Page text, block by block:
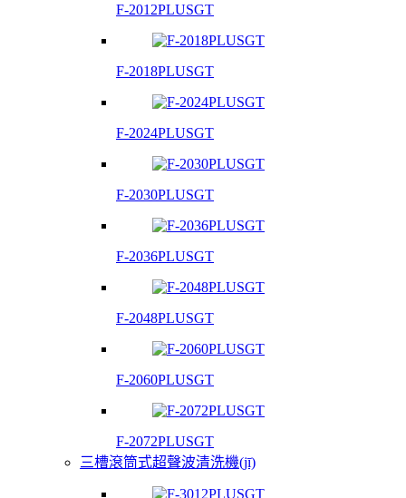
F-2012PLUSGT
F-2018PLUSGT
F-2024PLUSGT
F-2030PLUSGT
F-2036PLUSGT
F-2048PLUSGT
F-2060PLUSGT
F-2072PLUSGT
三槽滾筒式超聲波清洗機(jī)